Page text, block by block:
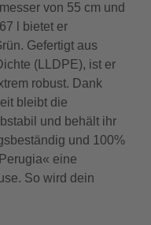
von 55 cm und
l bietet er
Gefertigt aus
(LLDPE), ist er
robust. Dank
bleibt die
und behält ihr
und 100%
eine
So wird dein